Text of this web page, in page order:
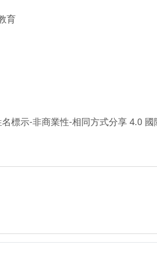
育
名標示-非商業性-相同方式分享 4.0 國